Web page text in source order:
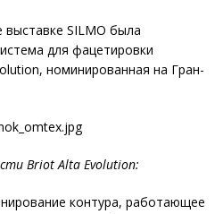
SILMO была
для фацетировки
номинированная на Гран-
Briot Alta Evolution:
контура, работающее